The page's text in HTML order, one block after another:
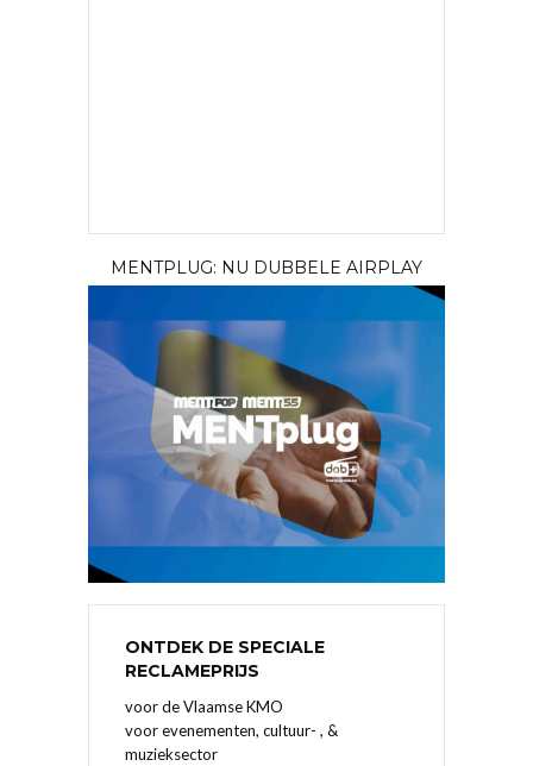
MENTPLUG: NU DUBBELE AIRPLAY
ONTDEK DE SPECIALE
RECLAMEPRIJS
voor de Vlaamse KMO
voor evenementen, cultuur- , &
muzieksector